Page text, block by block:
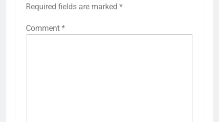
Required fields are marked *
Comment *